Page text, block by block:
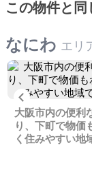
この物件と
なにわ エリ
Previous
大阪市内の便利
り、下町で物価
く住みやすい地